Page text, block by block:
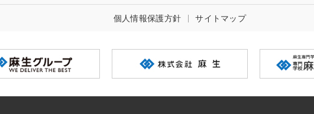
個人情報保護方針 サイトマップ